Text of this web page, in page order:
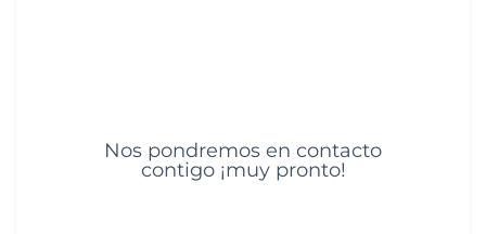
Nos pondremos en contacto
contigo ¡muy pronto!